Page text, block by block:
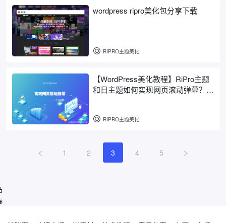
wordpress ripro美化包分享下载
RIPRO主题美化
【WordPress美化教程】RiPro主题
和日主题如何实现网页滚动弹幕？使
RIPRO主题美化
1 2 3 4 5